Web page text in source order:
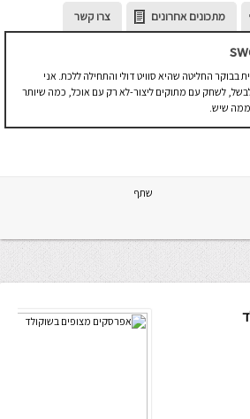
מתכונים אחרונים צרו קשר
בבוקר החליטה שהיא סוויט דולי והתחילה ללכת. אני
לשחק עם מתוקים ליצור-לא רק עם אוכל, כמה שיותר
שיש.
שתף